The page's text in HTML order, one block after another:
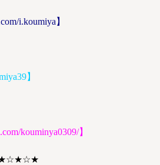
i.koumiya 】
】
kouminya0309/】